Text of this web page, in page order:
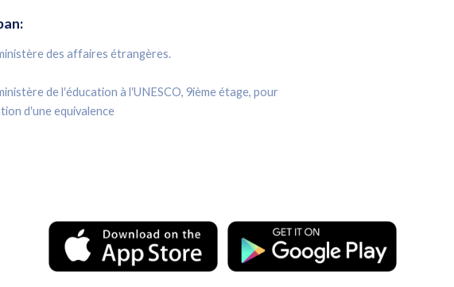
des affaires étrangères.
de l‛éducation à l‛UNESCO, 9ième étage, pour
d‛une equivalence